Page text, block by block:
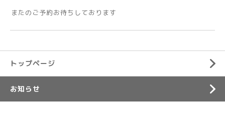
またのご予約お待ちしております
トップページ
お知らせ